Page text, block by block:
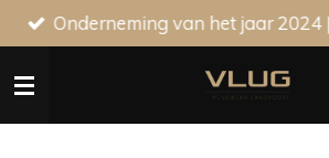
Ga
direct
naar
Onderneming van het jaar 2024